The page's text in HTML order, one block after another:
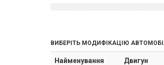
ВИБЕРІТЬ МОДИФІКАЦІЮ
Найменування Двигун